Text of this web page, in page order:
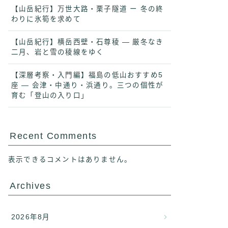
【山岳紀行】万世大路・栗子隧道 ー 冬の終
わりに氷筍を求めて
【山岳紀行】横岳西壁・石尊稜 ― 厳冬なき
二月、岩と雪の稜線をゆく
【深層考察・入門編】福島の低山おすすめ5
座 ― 会津・中通り・浜通り。三つの個性が
育む「登山の入り口」
Recent Comments
表示できるコメントはありません。
Archives
2026年8月